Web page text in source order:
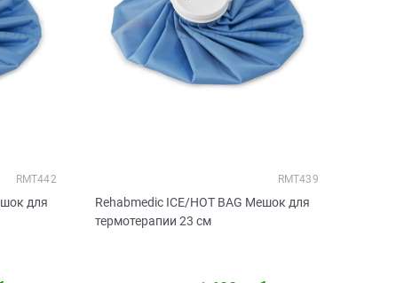
для
RMT442
Rehabmedic ICE/HOT BAG Мешок для
термотерапии 23 см
RMT439